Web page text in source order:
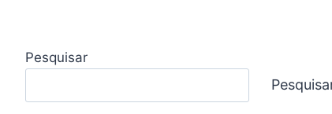
Pesquisar